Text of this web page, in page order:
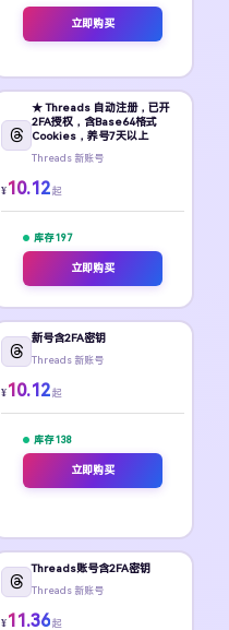
立即购买
★ Threads 自动注册，已开
2FA授权，含Base64格式
Cookies，养号7天以上
Threads 新账号
¥10.12 起
库存 197
立即购买
新号含2FA密钥
Threads 新账号
¥10.12 起
库存 138
立即购买
Threads账号含2FA密钥
Threads 新账号
¥11.36 起